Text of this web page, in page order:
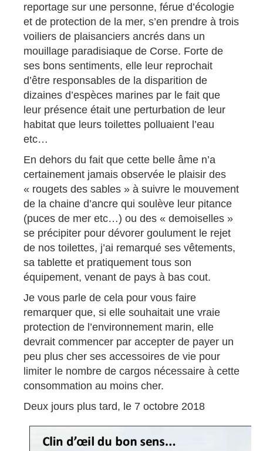
reportage sur une personne, férue d’écologie
et de protection de la mer, s’en prendre à trois
voiliers de plaisanciers ancrés dans un
mouillage paradisiaque de Corse. Forte de
ses bons sentiments, elle leur reprochait
d’être responsables de la disparition de
dizaines d’espèces marines par le fait que
leur présence était une perturbation de leur
habitat que leurs toilettes polluaient l’eau
etc…
En dehors du fait que cette belle âme n’a
certainement jamais observée le plaisir des
« rougets des sables » à suivre le mouvement
de la chaine d’ancre qui soulève leur pitance
(puces de mer etc…) ou des « demoiselles »
se précipiter pour dévorer goulument le rejet
de nos toilettes, j’ai remarqué ses vêtements,
sa tablette et pratiquement tous son
équipement, venant de pays à bas cout.
Je vous parle de cela pour vous faire
remarquer que, si elle souhaitait une vraie
protection de l’environnement marin, elle
devrait commencer par accepter de payer un
peu plus cher ses accessoires de vie pour
limiter le nombre de cargos nécessaire à cette
consommation au moins cher.
Deux jours plus tard, le 7 octobre 2018